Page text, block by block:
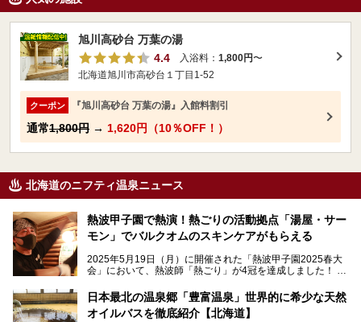
旭川高砂台 万葉の湯
4.4
入浴料： 1,800円〜
北海道旭川市高砂台１丁目1-52
クーポン 『旭川高砂台 万葉の湯』入館料割引
通常1,800円 → 1,620円（10％OFF！）
北海道のニフティ温泉ニュース
熱波甲子園で熱演！熱ごりの活動拠点「湯屋・サー
モン」でバルクオムのスキンケアがもらえる
2025年5月19日（月）に開催された「熱波甲子園2025春大
会」において、熱波師「熱ごり」が4冠を達成しました！
動拠点である北海道の銭湯「湯屋・サーモン」にて、メンズ
スキンケアブランド バルクオムの「ONE DAY KIT」を数量
限定でプレゼントいたします。
日本最北の温泉郷「豊富温泉」世界的に希少な天然
オイルバスを徹底紹介【北海道】